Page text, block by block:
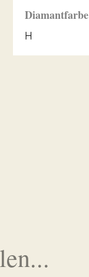
Diamantfarbe
H